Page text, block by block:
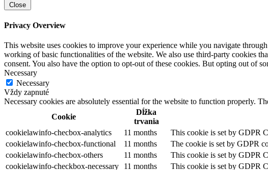
Close
Privacy Overview
This website uses cookies to improve your experience while you navigate
working of basic functionalities of the website. We also use third-party cookies
consent. You also have the option to opt-out of these cookies. But opting out of
Necessary
Necessary
Vždy zapnuté
Necessary cookies are absolutely essential for the website to function properly.
Cookie
Dĺžka
trvania
cookielawinfo-checbox-analytics
11 months
This cookie is set by GDPR
cookielawinfo-checbox-functional
11 months
The cookie is set by GDPR
cookielawinfo-checbox-others
11 months
This cookie is set by GDPR
cookielawinfo-checkbox-necessary
11 months This cookie is set by GDPR